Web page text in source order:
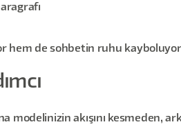
hem de sohbetin ruhu
modelinizin akışını kesmeden,